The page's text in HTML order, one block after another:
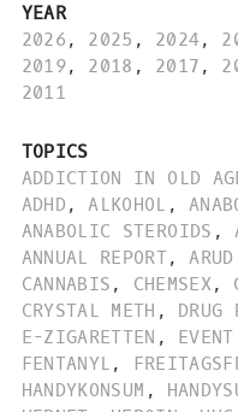
YEAR
2026 , 2025 , 2024,
2019, 2018 , 2017 ,
2011
TOPICS
ADDICTION IN OLD
ADHD , ALKOHOL ,
ANABOLIC STEROIDS ,
ANNUAL REPORT, ARUD
CANNABIS , CHEMSEX ,
CRYSTAL METH , DRUG
E-ZIGARETTEN , EVENT
FENTANYL ,
HANDYKONSUM ,